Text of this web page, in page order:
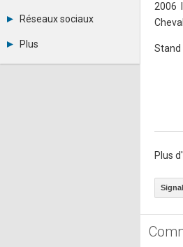
Observatoire de l'emploi
Réseaux sociaux
LinkedIn
Plus
Annonceurs
2006
Stand
Plus